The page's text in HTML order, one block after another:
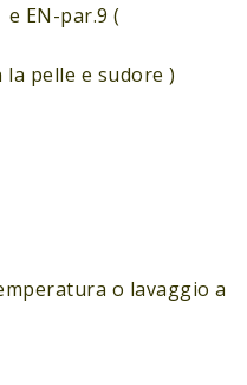
EN-par.9 (
pelle e sudore )
o lavaggio a